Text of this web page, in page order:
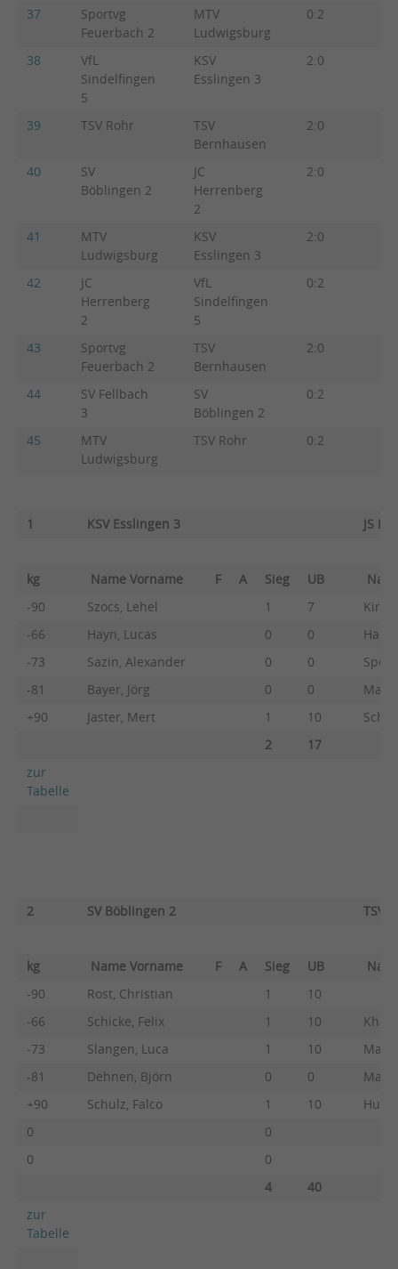
37
Sportvg
Feuerbach 2
MTV
Ludwigsburg
0:2
38
VfL
Sindelfingen
5
KSV
Esslingen 3
2:0
39 TSV Rohr
TSV
Bernhausen
2:0
40
SV
Böblingen 2
JC
Herrenberg
2
2:0
41
MTV
Ludwigsburg
KSV
Esslingen 3
2:0
42
JC
Herrenberg
2
VfL
Sindelfingen
5
0:2
43
Sportvg
Feuerbach 2
TSV
Bernhausen
2:0
44
SV Fellbach
3
SV
Böblingen 2
0:2
45
MTV
Ludwigsburg
TSV Rohr 0:2
1 KSV Esslingen 3 JS
kg Name Vorname F A Sieg UB
-90
Szocs, Lehel 1 7
-66
Hayn, Lucas 0 0
-73
Sazin, Alexander 0 0
-81
Bayer, Jörg 0 0
Matz,
+90
Jaster, Mert 1 10
2
17
zur
Tabelle
2 SV Böblingen 2 TSV
kg Name Vorname F A Sieg UB
-90
Rost, Christian 1
10
-66
Schicke, Felix 1 10
-73
Slangen, Luca 1 10
-81
Dehnen, Björn 0 0
+90
Schulz, Falco 1 10
0
0
0
0
4
40
zur
Tabelle